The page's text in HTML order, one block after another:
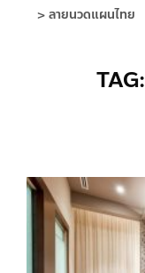
>ลายนวดแผนไทย